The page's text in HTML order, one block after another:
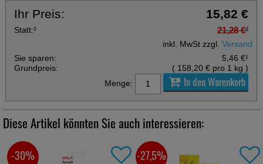
Ihr Preis: 15,82 €
Statt:² 21,28 €²
inkl. MwSt zzgl.Versand
Sie sparen:
5,46 €¹
Grundpreis:
( 158,20 € pro 1 kg)
Menge:
In den Warenkorb
Diese Artikel könnten Sie auch interessieren:
-30% -27,5%